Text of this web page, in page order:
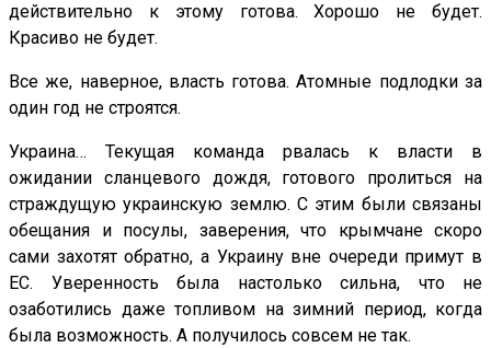
действительно к этому готова. Хорошо не будет.
Красиво не будет.
Все же, наверное, власть готова. Атомные подлодки за
один год не строятся.
Украина… Текущая команда рвалась к власти в
ожидании сланцевого дождя, готового пролиться на
страждущую украинскую землю. С этим были связаны
обещания и посулы, заверения, что крымчане скоро
сами захотят обратно, а Украину вне очереди примут в
ЕС. Уверенность была настолько сильна, что не
озаботились даже топливом на зимний период, когда
была возможность. А получилось совсем не так.